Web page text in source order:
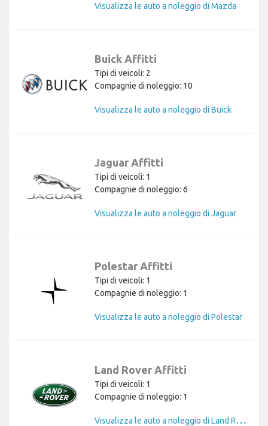
Visualizza le auto a noleggio di Mazda
Buick Affitti
Tipi di veicoli: 2
Compagnie di noleggio: 10
Visualizza le auto a noleggio di Buick
Jaguar Affitti
Tipi di veicoli: 1
Compagnie di noleggio: 6
Visualizza le auto a noleggio di Jaguar
Polestar Affitti
Tipi di veicoli: 1
Compagnie di noleggio: 1
Visualizza le auto a noleggio di Polestar
Land Rover Affitti
Tipi di veicoli: 1
Compagnie di noleggio: 1
V
isualizza le auto a noleggio di Land Rover